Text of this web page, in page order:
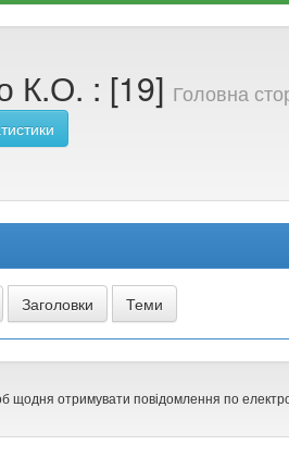
К.О. : [19] Головна
щодня отримувати повідомлення по